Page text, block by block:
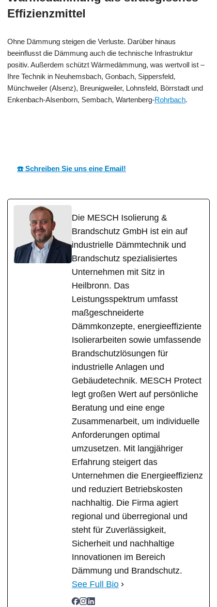
Effizienzmittel
Ohne Dämmung steigen die Verluste. Darüber hinaus
beeinflusst die Dämmung auch die technische Infrastruktur
positiv. Außerdem schützt Wärmedämmung, was wertvoll ist –
Ihre Technik in Neuhemsbach, Gonbach, Sippersfeld,
Münchweiler (Alsenz), Breunigweiler, Lohnsfeld, Börrstadt und
Enkenbach-Alsenborn, Sembach, Wartenberg-Rohrbach.
☎️ Schreiben Sie uns eine Email!
Die MESCH Isolierung &
Brandschutz GmbH ist ein auf
industrielle Dämmtechnik und
Brandschutz spezialisiertes
Unternehmen mit Sitz in
Heilbronn. Das
Leistungsspektrum umfasst
maßgeschneiderte
Dämmkonzepte, energieeffiziente
Isolierarbeiten sowie umfassende
Brandschutzlösungen für
industrielle Anlagen und
Gebäudetechnik. MESCH Protect
legt großen Wert auf persönliche
Beratung und eine enge
Zusammenarbeit, um individuelle
Anforderungen optimal
umzusetzen. Mit langjähriger
Erfahrung steigert das
Unternehmen die Energieeffizienz
und reduziert Betriebskosten
nachhaltig. Die Firma agiert
regional und überregional und
steht für Zuverlässigkeit,
Sicherheit und nachhaltige
Innovationen im Bereich
Dämmung und Brandschutz.
See Full Bio